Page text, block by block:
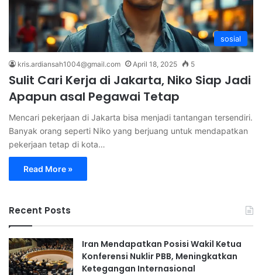
sosial
kris.ardiansah1004@gmail.com April 18, 2025 5
Sulit Cari Kerja di Jakarta, Niko Siap Jadi
Apapun asal Pegawai Tetap
Mencari pekerjaan di Jakarta bisa menjadi tantangan tersendiri.
Banyak orang seperti Niko yang berjuang untuk mendapatkan
pekerjaan tetap di kota…
Read More »
Recent Posts
Iran Mendapatkan Posisi Wakil Ketua
Konferensi Nuklir PBB, Meningkatkan
Ketegangan Internasional